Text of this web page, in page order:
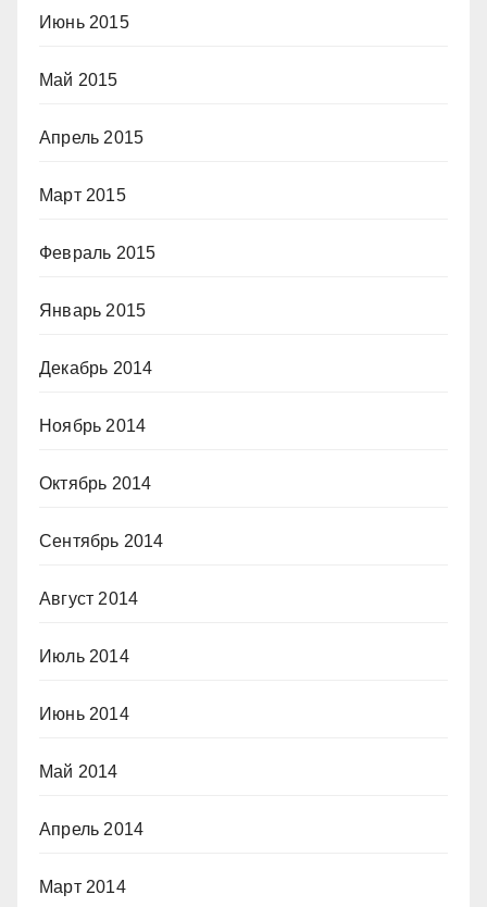
Июнь 2015
Май 2015
Апрель 2015
Март 2015
Февраль 2015
Январь 2015
Декабрь 2014
Ноябрь 2014
Октябрь 2014
Сентябрь 2014
Август 2014
Июль 2014
Июнь 2014
Май 2014
Апрель 2014
Март 2014